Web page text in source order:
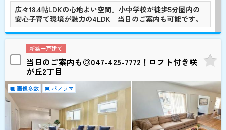
広々18.4帖LDKの心地よい空間。小中学校が徒歩5分圏内の
安心子育て環境が魅力の4LDK 当日のご案内も可能です。
新築一戸建て
当日のご案内も◎047-425-7772！ロフト付き咲
が丘2丁目
画像多数 パノラマ